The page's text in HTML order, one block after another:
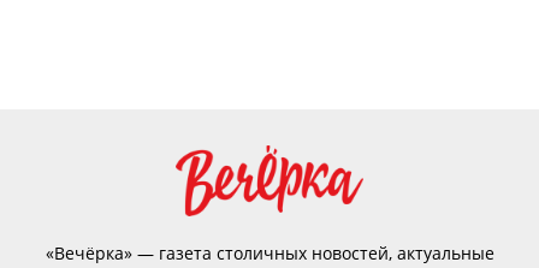
«Вечёрка» — газета столичных новостей, актуальные